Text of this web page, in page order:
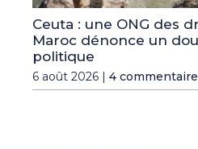
Ceuta : une ONG des
Maroc dénonce un
politique
6 août 2026 | 4